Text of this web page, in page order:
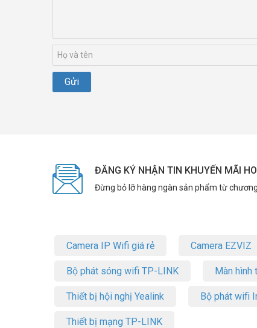
ĐĂNG KÝ NHẬN TIN KHUYẾN MÃI
Đừng bỏ lỡ hàng ngàn sản phẩm từ
Camera IP Wifi giá rẻ Camera EZVIZ
Bộ phát sóng wifi TP-LINK Màn hình
Thiết bị hội nghị Yealink Bộ phát wifi
Thiết bị mạng TP-LINK